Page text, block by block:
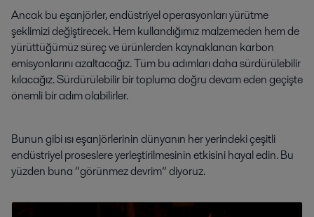
Ancak bu eşanjörler, endüstriyel operasyonları yürütme
şeklimizi değiştirecek. Hem kullandığımız malzemeden hem de
yürüttüğümüz süreç ve ürünlerden kaynaklanan karbon
emisyonlarını azaltacağız. Tüm bu adımları daha sürdürülebilir
kılacağız. Sürdürülebilir bir topluma doğru devam eden geçişte
önemli bir adım olabilirler.
Bunun gibi ısı eşanjörlerinin dünyanın her yerindeki çeşitli
endüstriyel proseslere yerleştirilmesinin etkisini hayal edin. Bu
yüzden buna “görünmez devrim” diyoruz.